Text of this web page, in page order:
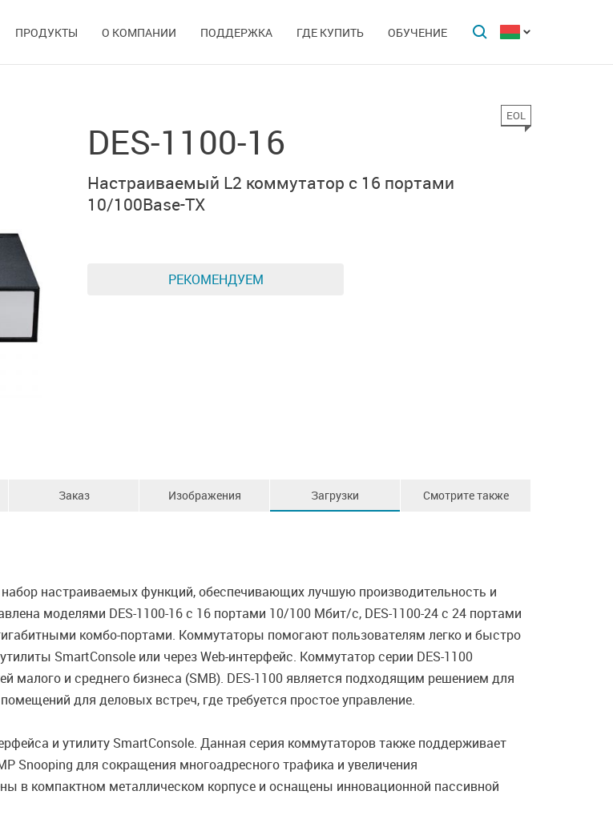
ПРОДУКТЫ О КОМПАНИИ ПОДДЕРЖКА ГДЕ КУПИТЬ ОБУЧЕНИЕ
DES-1100-16
EOL
Настраиваемый L2 коммутатор с 16 портами
10/100Base-TX
РЕКОМЕНДУЕМ
Заказ Изображения Загрузки Смотрите также
настраиваемых функций, обеспечивающих лучшую производительность и
моделями DES-1100-16 с 16 портами 10/100 Мбит/с, DES-1100-24 с 24 портами
комбо-портами. Коммутаторы помогают пользователям легко и быстро
SmartConsole или через Web-интерфейс. Коммутатор серии DES-1100
малого и среднего бизнеса (SMB). DES-1100 является подходящим решением для
для деловых встреч, где требуется простое управление.
и утилиту SmartConsole. Данная серия коммутаторов также поддерживает
Snooping для сокращения многоадресного трафика и увеличения
в компактном металлическом корпусе и оснащены инновационной пассивной